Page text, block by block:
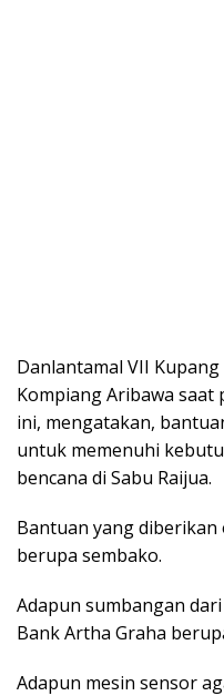
Danlantamal VII
Kompiang Aribawa
ini, mengatakan,
untuk memenuhi
bencana di Sabu Raijua.
Bantuan yang
berupa sembako.
Adapun sumbangan
Bank Artha Graha
Adapun mesin sensor